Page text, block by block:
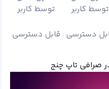
توسط کاربر
توسط کاربر
دسترسی قابل دسترسی
صرافی تاپ چنج